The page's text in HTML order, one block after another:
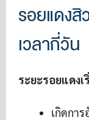
รอยแดงสิ
เวลากี่วัน
ระยะรอยแดง
เกิดกา